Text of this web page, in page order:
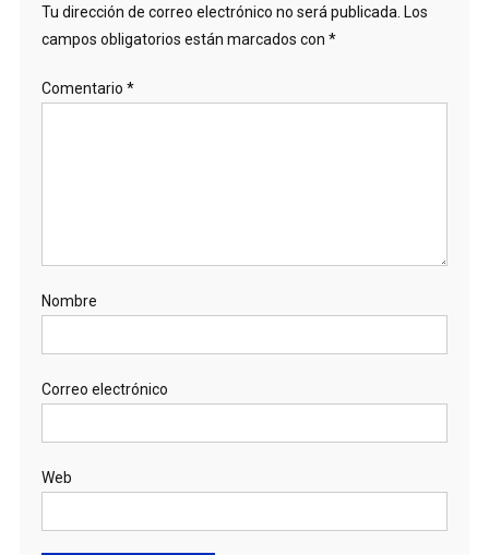
Tu dirección de correo electrónico no será publicada. Los
campos obligatorios están marcados con *
Comentario *
Nombre
Correo electrónico
Web